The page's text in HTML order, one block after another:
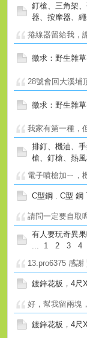
釘槍、三角架
器、按摩器、
捲線器留給我，
徵求：野生雜
28號會回大溪埔
徵求：野生雜
我家有第一種，
排釘、機油、
槍、釘槍、熱
電子噴槍加ㄧ，
C型鋼 . C型 鋼
請問一定要自取
有人要玩奇異
1 2 3 4
13.pro6375 感謝
鍍鋅花板，4尺
好，幫我留兩塊
鍍鋅花板，4尺